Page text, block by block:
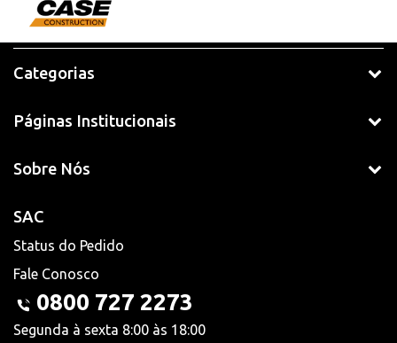
Categorias
Páginas Institucionais
Sobre Nós
SAC
Status do Pedido
Fale Conosco
0800 727 2273
Segunda à sexta 8:00 às 18:00